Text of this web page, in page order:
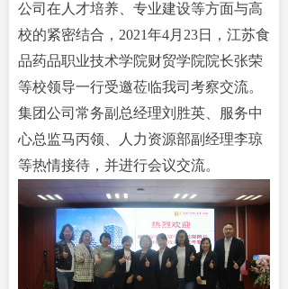
公司在人才培养、专业建设等方面与高
校的紧密结合 ， 2021年4月23日，江苏食
品药品职业技术学院财贸学院院长张荣
等校领导一行受邀莅临我司考察交流。
集团公司常务副总经理刘胜英、服务中
心总监马丙领、人力资源部副经理李琼
等热情接待 ，并进行会议交流。